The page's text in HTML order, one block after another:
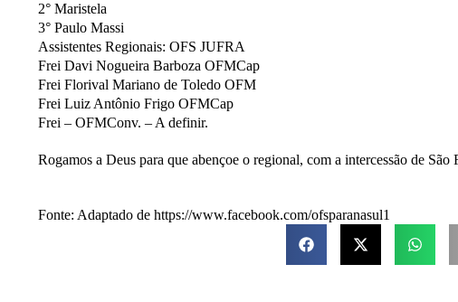
2° Maristela
3° Paulo Massi
Assistentes Regionais: OFS JUFRA
Frei Davi Nogueira Barboza OFMCap
Frei Florival Mariano de Toledo OFM
Frei Luiz Antônio Frigo OFMCap
Frei – OFMConv. – A definir.
Rogamos a Deus para que abençoe o regional, com a intercessão de São
Fonte: Adaptado de https://www.facebook.com/ofsparanasul1